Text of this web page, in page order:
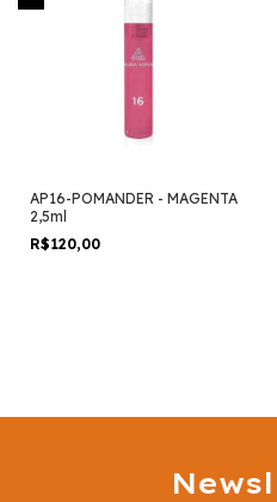
AP16-POMANDER - MAGENTA
2,5ml
R$120,00